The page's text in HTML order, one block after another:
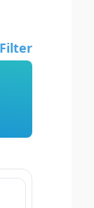
Filter